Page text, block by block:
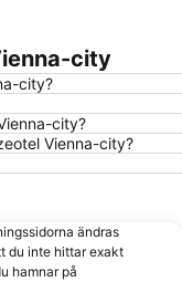
Train
von Padua Wien 15
Designer Outlet
city
city?
city?
Vienna-city?
ändras
du inte hittar exakt
hamnar på